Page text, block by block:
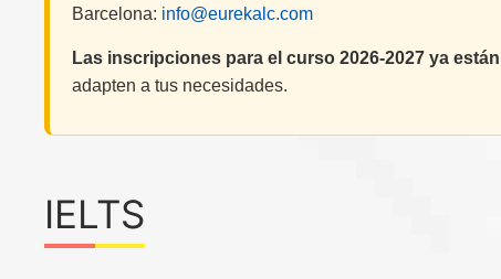
Barcelona: info@eurekalc.com
Las inscripciones para el curso 2026-2027 ya
adapten a tus necesidades.
IELTS